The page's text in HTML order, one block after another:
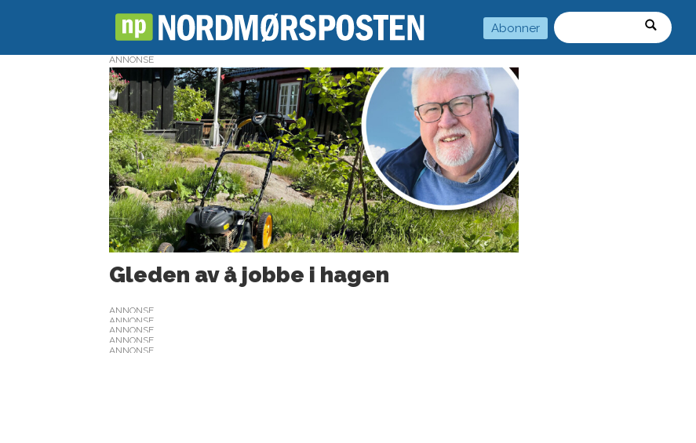
Abonner
Søk
nesodden
ANNONSE
Gleden av å jobbe i hagen
ANNONSE
ANNONSE
ANNONSE
ANNONSE
ANNONSE